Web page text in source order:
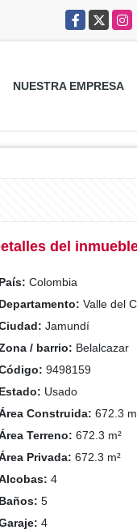
Facebook
X
NUESTRA EMPRESA
del
Colombia
Valle del
Jamundí
/ barrio: Belalcazar
9498159
Usado
Construida: 672.3
Terreno: 672.3 m²
Privada: 672.3 m²
4
5
4